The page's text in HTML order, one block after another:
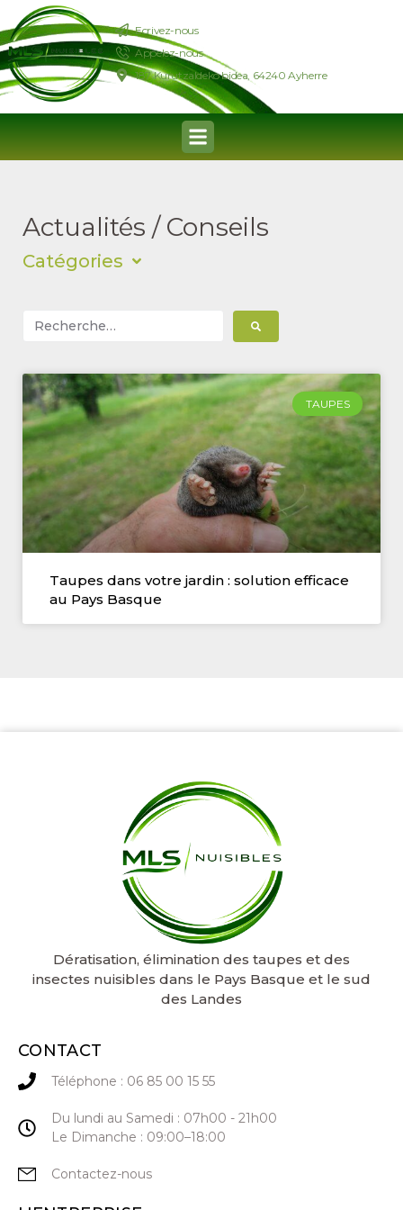
Ecrivez-nous
Appelez-nous
187 Kurutzaldeko bidea, 64240 Ayherre
Actualités / Conseils
Catégories
TAUPES
Taupes dans votre jardin : solution efficace
au Pays Basque
Dératisation, élimination des taupes et des
insectes nuisibles dans le Pays Basque et le sud
des Landes
CONTACT
Téléphone : 06 85 00 15 55
Du lundi au Samedi : 07h00 - 21h00
Le Dimanche : 09:00–18:00
Contactez-nous